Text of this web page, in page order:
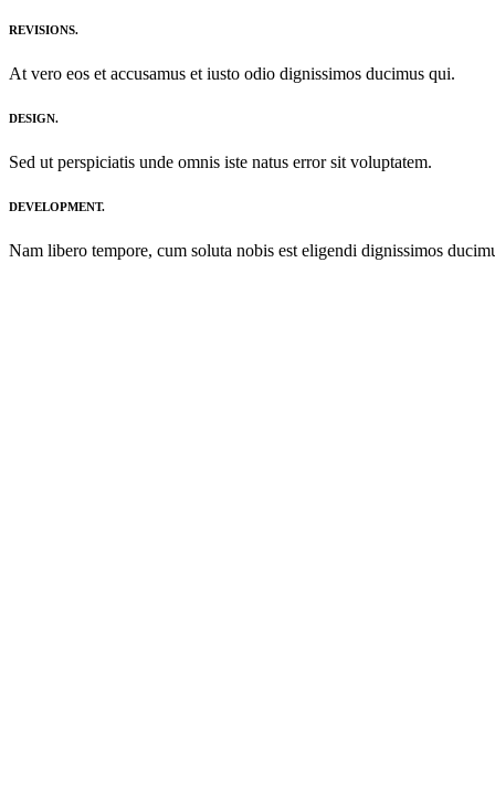
REVISIONS.
At vero eos et accusamus et iusto odio dignissimos ducimus qui.
DESIGN.
Sed ut perspiciatis unde omnis iste natus error sit voluptatem.
DEVELOPMENT.
Nam libero tempore, cum soluta nobis est eligendi dignissimos